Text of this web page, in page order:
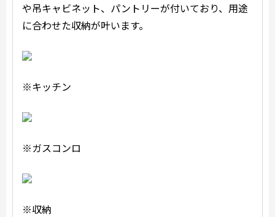
や吊キャビネット、パントリーが付いており、用途
に合わせた収納が叶います。
※キッチン
※ガスコンロ
※収納